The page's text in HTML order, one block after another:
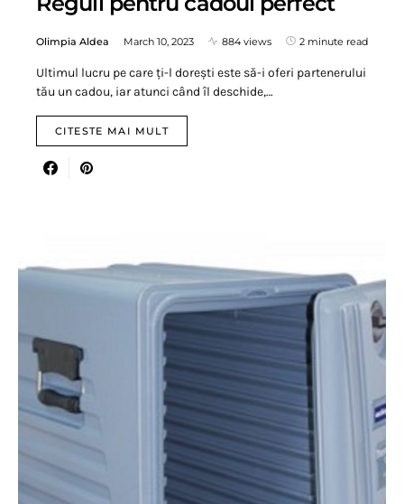
Olimpia Aldea March 10, 2023 884 views 2 minute read
Ultimul lucru pe care ți-l dorești este să-i oferi partenerului
tău un cadou, iar atunci când îl deschide,…
CITESTE MAI MULT